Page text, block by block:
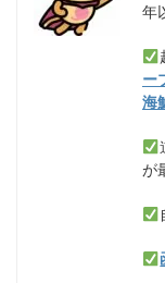
年
ー
海
が